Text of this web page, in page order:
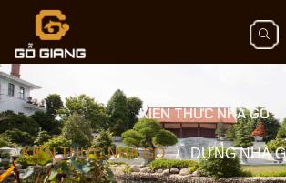
KIẾN THỨC NHÀ GỖ
KIẾN THỨC NHÀ GỖ / DỰNG NHÀ